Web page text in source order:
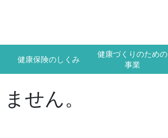
健康保険のしくみ
健康づくりのための
事業
せん。